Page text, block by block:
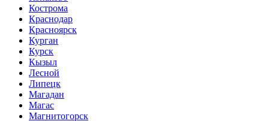
Кострома
Краснодар
Красноярск
Курган
Курск
Кызыл
Лесной
Липецк
Магадан
Магас
Магнитогорск